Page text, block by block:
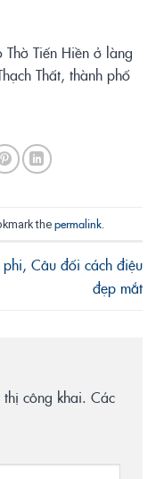
Tiến Hiền ở làng
Thất, thành phố
the permalink
phi, Câu đối cách điệu
đẹp mắt
công khai. Các